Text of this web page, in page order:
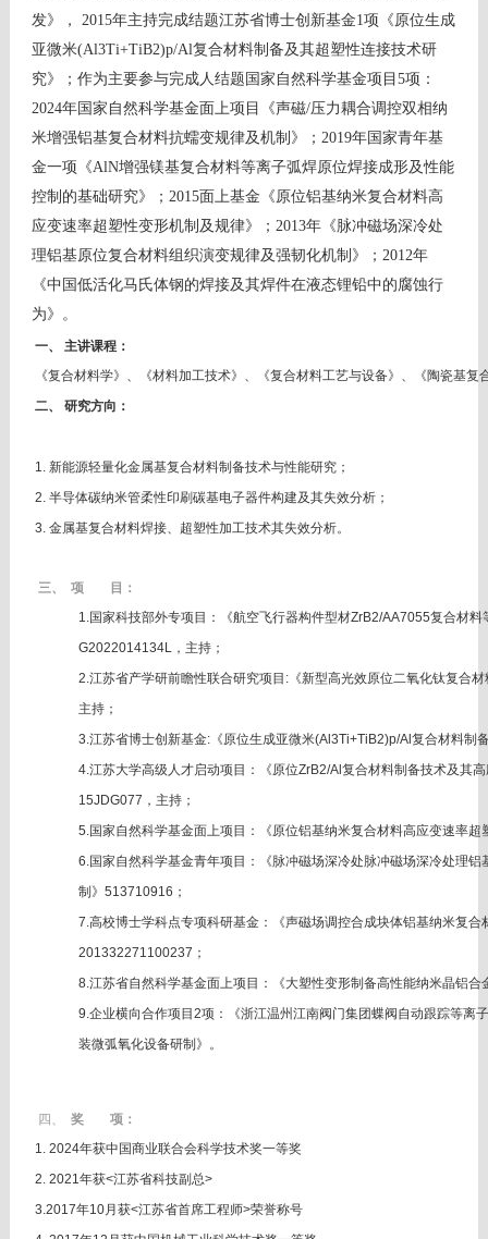
发》，
2015年主持完成结题江苏省博士创新基金1项 《原位生成
亚微米(Al3Ti+TiB2)p/Al复合材料制备及其超塑性连接技术研
究》
；作为主要参与完成人结题国家自然科学基金项目 5项：
2024年国家自然科学基金面上项目《声磁/压力耦合调控双相纳
米增强铝基复合材料抗蠕变规律及机制》； 2019年国家青年基
金一项《AlN增强镁基复合材料等离子弧焊原位焊接成形及性能
控制的基础研究》； 2015面上基金《原位铝基纳米复合材料高
应变速率超塑性变形机制及规律》； 2013年《脉冲磁场深冷处
理铝基原位复合材料组织演变规律及强韧化机制》； 2012年
《中国低活化马氏体钢的焊接及其焊件在液态锂铅中的腐蚀行
为》。
一、 主讲课程：
《复合材料学》、
《材料加工技术》、
《复合材料工艺与设备》、《陶瓷基复
二、 研究方向：
1. 新能源轻量化金属基复合材料制备技术与性能研究；
2. 半导体碳纳米管柔性印刷碳基电子器件构建及其失效分析；
3. 金属基复合材料焊接、超塑性加工技术其失效分析。
三、 项 目：
1.国家科技部外专项目：《航空飞行器构件型材ZrB2/AA7055复合材
G2022014134L，主持；
2.江苏省产学研前瞻性联合研究项目:《新型高光效原位二氧化钛复合
主持；
3.江苏省博士创新基金:《原位生成亚微米(Al3Ti+TiB2)p/Al复合材料制
4.江苏大学高级人才启动项目：《原位ZrB2/Al复合材料制备技术及其
15JDG077，主持；
5.国家自然科学基金面上项目：《原位铝基纳米复合材料高应变速率
6.国家自然科学基金青年项目：《脉冲磁场深冷处脉冲磁场深冷处理
制》513710916；
7.高校博士学科点专项科研基金：《声磁场调控合成块体铝基纳米复合
201332271100237；
8.江苏省自然科学基金面上项目：《大塑性变形制备高性能纳米晶铝
9.企业横向合作项目2项：《浙江温州江南阀门集团蝶阀自动跟踪等离
装微弧氧化设备研制》。
四、 奖 项：
1. 2024年获中国商业联合会科学技术奖一等奖
2. 2021年获<江苏省科技副总>
3.2017年10月获<江苏省首席工程师>荣誉称号